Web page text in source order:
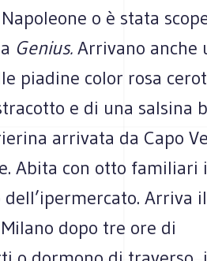
o è stata
Genius. Arrivano anche
piadine color rosa
e di una salsina
arrivata da Capo
Abita con otto familiari
Arriva
dopo tre ore di